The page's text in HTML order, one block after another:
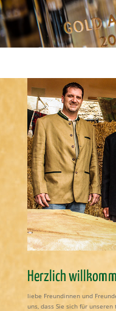
Herzlich
liebe Freundinnen und
uns, dass Sie sich für